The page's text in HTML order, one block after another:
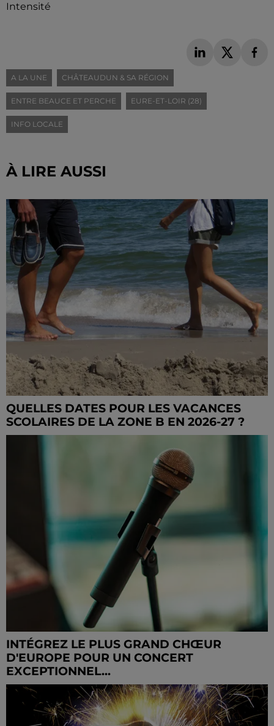
Intensité
A LA UNE CHÂTEAUDUN & SA RÉGION
ENTRE BEAUCE ET PERCHE EURE-ET-LOIR (28)
INFO LOCALE
À LIRE AUSSI
QUELLES DATES POUR LES VACANCES
SCOLAIRES DE LA ZONE B EN 2026-27 ?
INTÉGREZ LE PLUS GRAND CHŒUR
D'EUROPE POUR UN CONCERT
EXCEPTIONNEL...